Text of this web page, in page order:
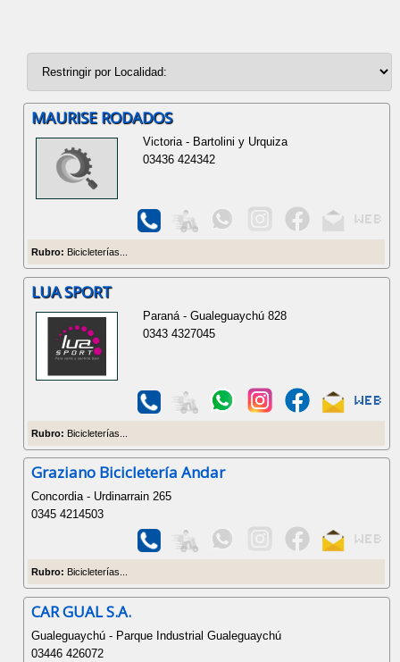
MAURISE RODADOS
Victoria - Bartolini y Urquiza
03436 424342
Rubro: Bicicleterías...
LUA SPORT
Paraná - Gualeguaychú 828
0343 4327045
Rubro: Bicicleterías...
Graziano Bicicletería Andar
Concordia - Urdinarrain 265
0345 4214503
Rubro: Bicicleterías...
CAR GUAL S.A.
Gualeguaychú - Parque Industrial Gualeguaychú
03446 426072